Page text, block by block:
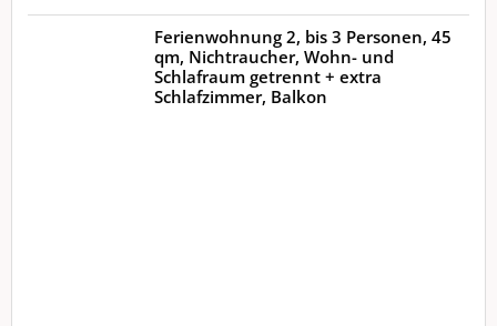
Ferienwohnung 2, bis 3 Personen, 45
qm, Nichtraucher, Wohn- und
Schlafraum getrennt + extra
Schlafzimmer, Balkon